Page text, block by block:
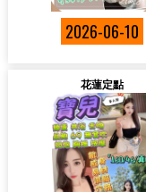
2026-06-10
花蓮定點